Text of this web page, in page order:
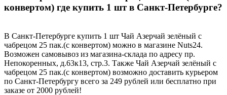
конвертом) где купить 1 шт в Санкт-Петербурге?
В Санкт-Петербурге купить 1 шт Чай Азерчай зелёный с
чабрецом 25 пак.(с конвертом) можно в магазине Nuts24.
Возможен самовывоз из магазина-склада по адресу пр.
Непокоренных, д.63к13, стр.3. Также Чай Азерчай зелёный с
чабрецом 25 пак.(с конвертом) возможно доставить курьером
по Санкт-Петербургу всего за 249 рублей или бесплатно при
заказе от 2000 рублей!